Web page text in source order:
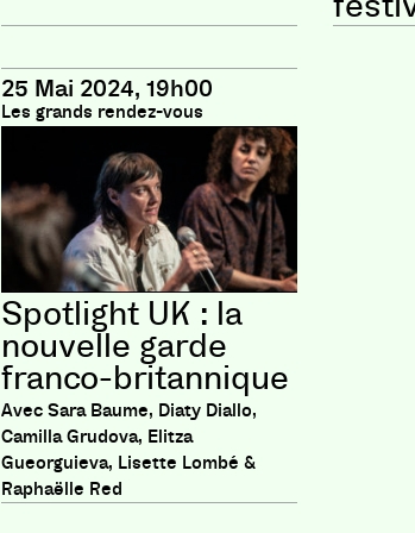
25 Mai 2024, 19h00
Les grands rendez-vous
Spotlight UK : la
nouvelle garde
franco-britannique
Avec Sara Baume, Diaty Diallo,
Camilla Grudova, Elitza
Gueorguieva, Lisette Lombé &
Raphaëlle Red